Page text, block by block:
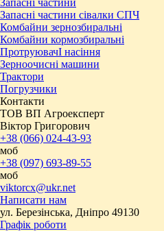
Запасні частини сівалки СПЧ
Комбайни зернозбиральні
Комбайни кормозбиральні
ПротруювачІ насіння
Зерноочисні машини
Трактори
Погрузчики
Контакти
ТОВ ВП Агроексперт
Віктор Григорович
+38 (066) 024-43-93
моб
+38 (097) 693-89-55
моб
viktorcx@ukr.net
Написати нам
ул. Березінська, Дніпро 49130
Графік роботи